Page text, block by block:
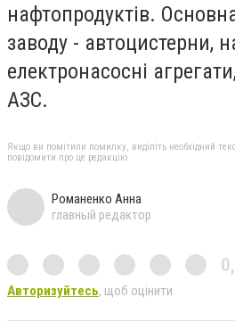
нафтопродуктів.
заводу - автоцистерни,
електронасосні
АЗС.
Якщо ви помітили помилку, виділіть необхідний
повідомити про це редакцію
Романенко Анна
главный редактор
Авторизуйтесь, щоб оцінити